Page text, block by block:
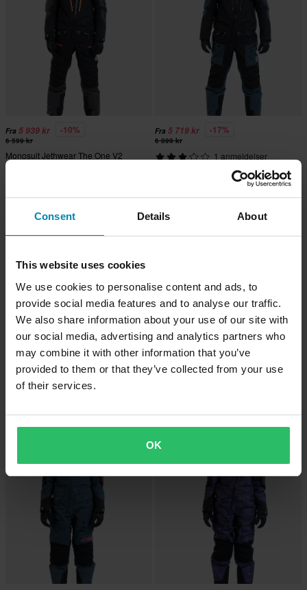
Consent Details About
This website uses cookies
We use cookies to personalise content and ads, to
provide social media features and to analyse our traffic.
We also share information about your use of our site with
our social media, advertising and analytics partners who
may combine it with other information that you’ve
provided to them or that they’ve collected from your use
of their services.
OK
Fra 5 939 kr -10%
6 599 kr
Monosuit Jethwear The One V2
(2025) 150g Svart Jern/Oransje
Fra 5 719 kr -17%
6 899 kr
1 anmeldelser
Monosuit Jethwear The One V2
(2025) 150g Svart/Dyphav/Hvit
Superpris!
6 209 kr -10%
Superpris!
Fra 5 939 kr -10%